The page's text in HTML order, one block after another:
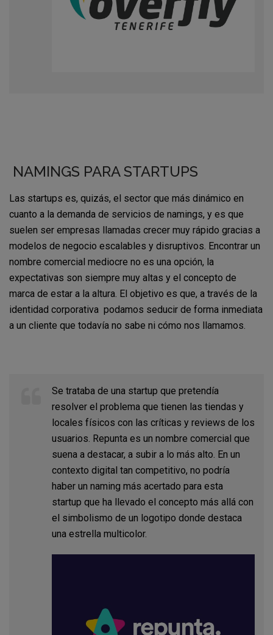
NAMINGS PARA STARTUPS
Las startups es, quizás, el sector que más dinámico en
cuanto a la demanda de servicios de namings, y es que
suelen ser empresas llamadas crecer muy rápido gracias a
modelos de negocio escalables y disruptivos. Encontrar un
nombre comercial mediocre no es una opción, la
expectativas son siempre muy altas y el concepto de
marca de estar a la altura. El objetivo es que, a través de la
identidad corporativa podamos seducir de forma inmediata
a un cliente que todavía no sabe ni cómo nos llamamos.
Se trataba de una startup que pretendía
resolver el problema que tienen las tiendas y
locales físicos con las críticas y reviews de los
usuarios. Repunta es un nombre comercial que
suena a destacar, a subir a lo más alto. En un
contexto digital tan competitivo, no podría
haber un naming más acertado para esta
startup que ha llevado el concepto más allá con
el simbolismo de un logotipo donde destaca
una estrella multicolor.